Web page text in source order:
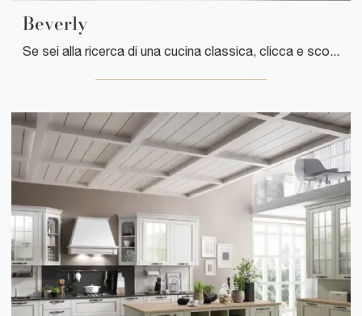
Beverly
Se sei alla ricerca di una cucina classica, clicca e scopri di più sul modello Beverly Stosa.